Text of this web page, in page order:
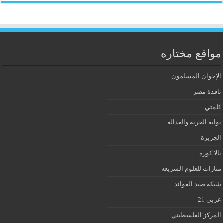
مواقع مختاره
الإخوان المسلمون
نافذة مصر
كلمتي
بوابة الحرية والعدالة
الجزيرة
يالا كورة
منارات للعلوم الشريعه
شبكة صيد الفوائد
عربي 21
المركز الفلسطيني